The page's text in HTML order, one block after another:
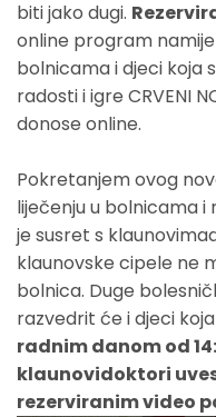
biti jako dugi.
online program
bolnicama i djeci koja
radosti i igre CRVENI
donose online.
Pokretanjem ovog
liječenju u bolnicama
je susret s
klaunovske cipele ne
bolnica. Duge
razvedrit će i djeci
radnim danom od
klaunovidoktori
rezerviranim video